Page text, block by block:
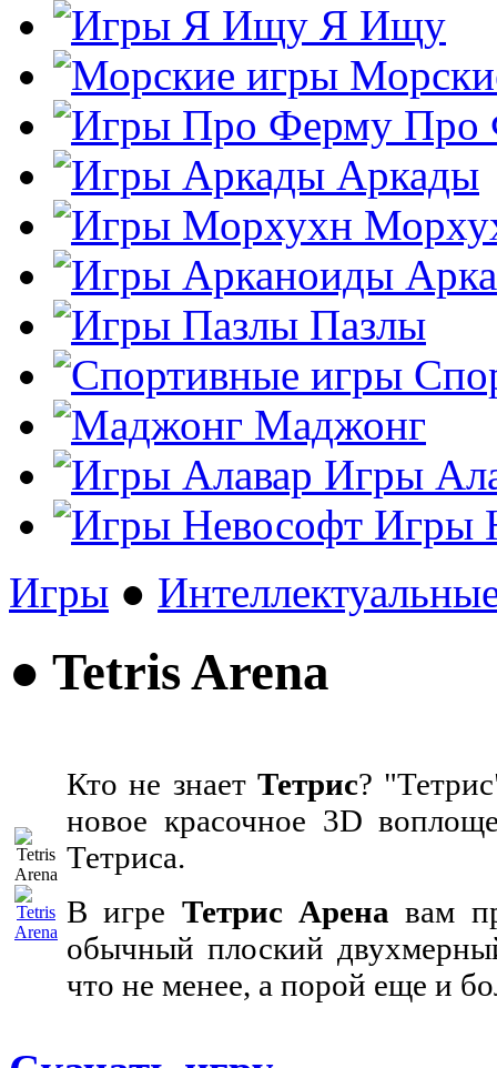
Я Ищу
Про
Аркады
Пазлы
Маджонг
Игры
Игры
Игры ●
● Tetris Arena
Кто не знает Тетрис?
новое красочное 3D
Тетриса.
В игре Тетрис Арена вам
обычный плоский
что не менее, а порой еще и